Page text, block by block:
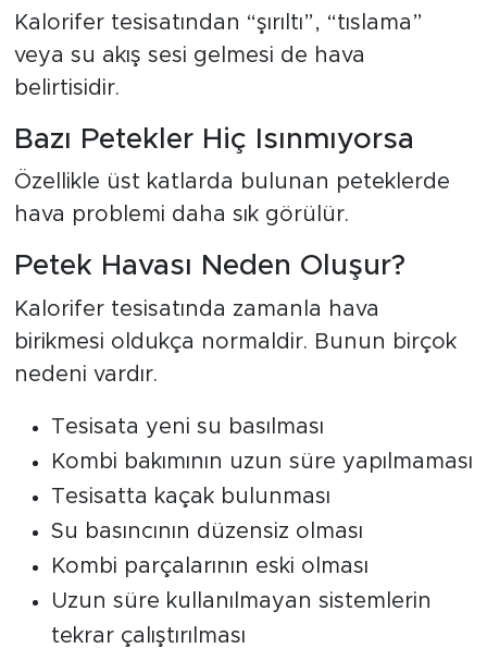
Kalorifer tesisatından “şırıltı”, “tıslama”
veya su akış sesi gelmesi de hava
belirtisidir.
Bazı Petekler Hiç Isınmıyorsa
Özellikle üst katlarda bulunan peteklerde
hava problemi daha sık görülür.
Petek Havası Neden Oluşur?
Kalorifer tesisatında zamanla hava
birikmesi oldukça normaldir. Bunun birçok
nedeni vardır.
Tesisata yeni su basılması
Kombi bakımının uzun süre yapılmaması
Tesisatta kaçak bulunması
Su basıncının düzensiz olması
Kombi parçalarının eski olması
Uzun süre kullanılmayan sistemlerin
tekrar çalıştırılması